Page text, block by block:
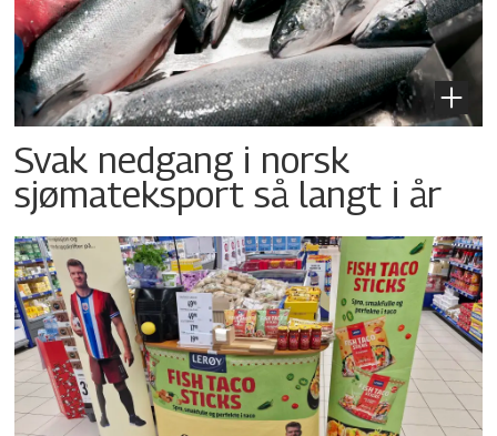
Svak nedgang i norsk
sjømateksport så langt i år